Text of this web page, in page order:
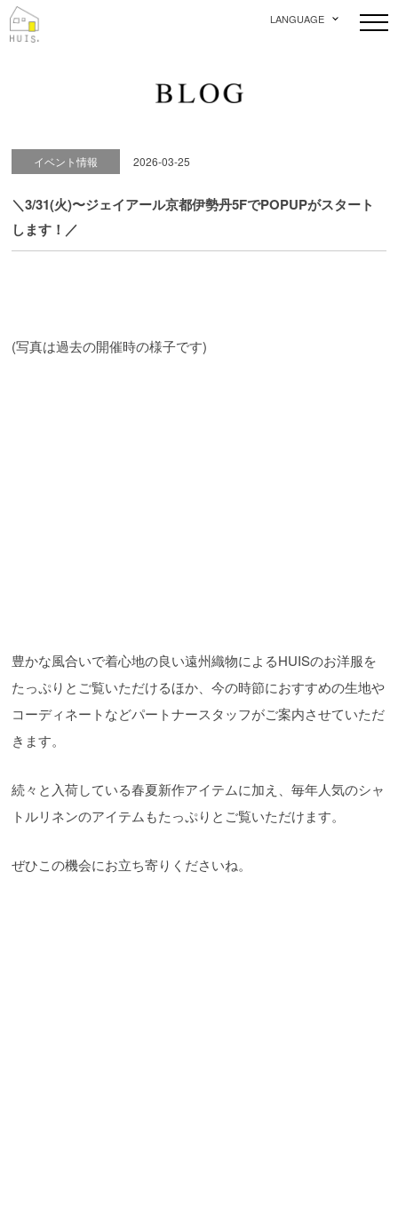
LANGUAGE
イベント情報 2026-03-25
＼3/31(火)〜ジェイアール京都伊勢丹5FでPOPUPがスタート
します！／
(写真は過去の開催時の様子です)
豊かな風合いで着心地の良い遠州織物によるHUISのお洋服を
たっぷりとご覧いただけるほか、今の時節におすすめの生地や
コーディネートなどパートナースタッフがご案内させていただ
きます。
続々と入荷している春夏新作アイテムに加え、毎年人気のシャ
トルリネンのアイテムもたっぷりとご覧いただけます。
ぜひこの機会にお立ち寄りくださいね。